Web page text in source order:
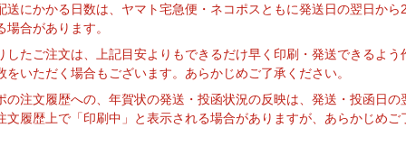
送にかかる日数は、ヤマト宅急便・ネコポスともに発送日の翌日か
場合があります。
したご注文は、上記目安よりもできるだけ早く印刷・発送できるよ
をいただく場合もございます。あらかじめご了承ください。
の注文履歴への、年賀状の発送・投函状況の反映は、発送・投函日
文履歴上で「印刷中」と表示される場合がありますが、あらかじめご